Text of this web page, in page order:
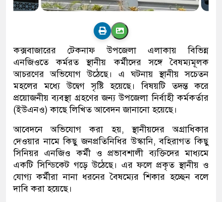
কক্সবাজারের টেকনাফ উপজেলা এলাকায় বিভিন্ন
এনজিওতে কর্মরত স্থানীয় কর্মীদের সঙ্গে বৈষম্যমূলক
আচরণের অভিযোগ উঠেছে। এ ঘটনায় স্থানীয় সচেতন
মহলের মধ্যে উদ্বেগ সৃষ্টি হয়েছে। বিষয়টি তদন্ত করে
প্রয়োজনীয় ব্যবস্থা গ্রহণের জন্য উপজেলা নির্বাহী কর্মকর্তার
(ইউএনও) কাছে লিখিত আবেদন জানানো হয়েছে।
আবেদনে অভিযোগ করা হয়, স্থানীয়দের অগ্রাধিকার
দেওয়ার নামে কিছু জনপ্রতিনিধির উস্কানি, বহিরাগত কিছু
সিনিয়র এনজিও কর্মী ও প্রভাবশালী ব্যক্তিদের মাধ্যমে
একটি সিন্ডিকেট গড়ে উঠেছে। এর ফলে প্রকৃত স্থানীয় ও
যোগ্য কর্মীরা নানা ধরনের বৈষম্যের শিকার হচ্ছেন বলে
দাবি করা হয়েছে।